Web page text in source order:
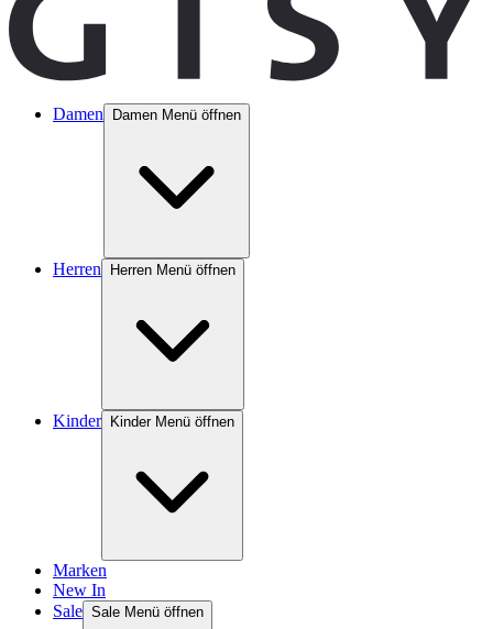
Damen Damen Menü öffnen
Herren Herren Menü öffnen
Kinder Kinder Menü öffnen
Marken
New In
Sale Sale Menü öffnen